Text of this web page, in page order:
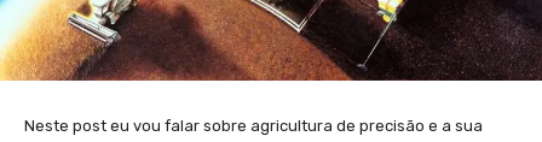
Neste post eu vou falar sobre agricultura de precisão e a sua